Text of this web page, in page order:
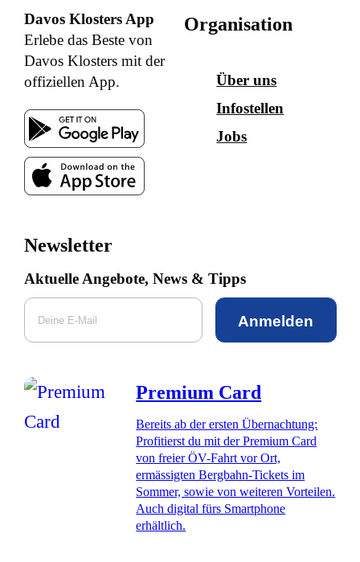
Davos Klosters App
Erlebe das Beste von
Davos Klosters mit der
offiziellen App.
Organisation
Über uns
Infostellen
Jobs
Newsletter
Aktuelle Angebote, News & Tipps
Anmelden
Premium Card
Bereits ab der ersten Übernachtung:
Profitierst du mit der Premium Card
von freier ÖV-Fahrt vor Ort,
ermässigten Bergbahn-Tickets im
Sommer, sowie von weiteren Vorteilen.
Auch digital fürs Smartphone
erhältlich.